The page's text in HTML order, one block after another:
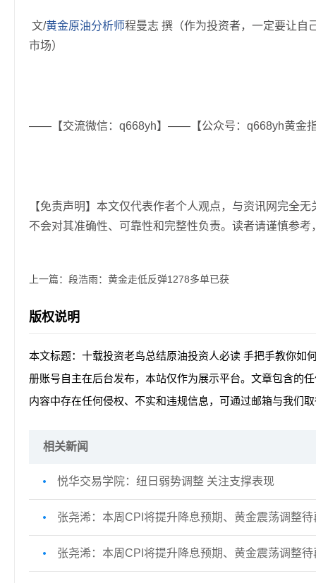
文/黄金原油分析师程曼志 撰（作为投资者，一定要让自
市场）
——【交流微信：q668yh】——【公众号：q668yh黄金
【免责声明】本文仅代表作者个人观点，与资讯网完全
不会对其准确性、可靠性和完整性负责。读者请谨慎参
上一篇： 段浩雨：黄金走低反弹1278多单已获
版权说明
本文标题：十载投资老鸟总结原油投资人必读 手把手教你如
册账号自主在后台发布，本站仅作为展示平台。文章包含的
内容中存在任何侵权、不实和违规信息，可通过邮箱与我们
相关新闻
悦华交易学院：纽日弱势调整 关注支撑表现
张尧浠：本周CPI将提升降息预期、黄金震荡调整待
张尧浠：本周CPI将提升降息预期、黄金震荡调整待